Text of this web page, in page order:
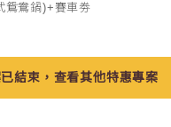
鴛鴦鍋)+賽車劵
結束，查看其他特惠專案